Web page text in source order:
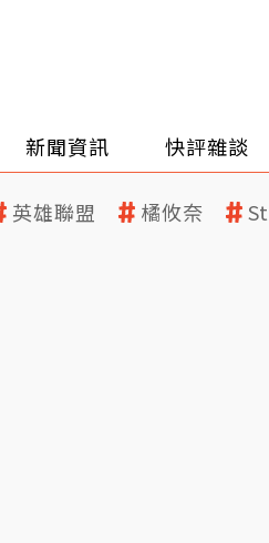
新聞資訊 快評雜談
英雄聯盟 橘攸奈